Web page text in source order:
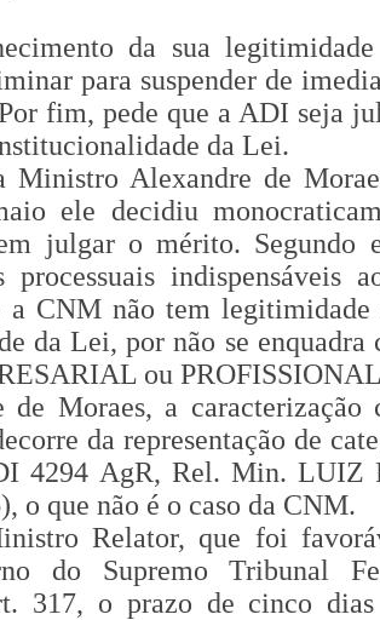
da sua legitimidade
para suspender de
fim, pede que a ADI seja
da Lei.
Alexandre de
ele decidiu
julgar o mérito. Segundo
indispensáveis
a CNM não tem legitimidade
da Lei, por não se enquadra
ou
Moraes, a caracterização
da representação de
4294 AgR, Rel. Min. LUIZ
o que não é o caso da CNM.
Relator, que foi
do Supremo Tribunal
317, o prazo de cinco dias